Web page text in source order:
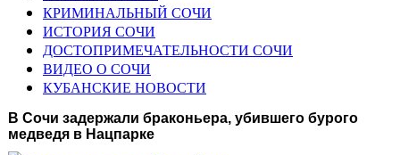
КРИМИНАЛЬНЫЙ СОЧИ
ИСТОРИЯ СОЧИ
ДОСТОПРИМЕЧАТЕЛЬНОСТИ СОЧИ
ВИДЕО О СОЧИ
КУБАНСКИЕ НОВОСТИ
В Сочи задержали браконьера, убившего бурого
медведя в Нацпарке